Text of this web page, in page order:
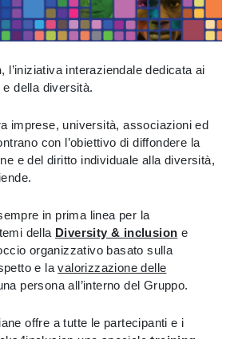
, l’iniziativa interaziendale dedicata ai
e della diversità.
imprese, università, associazioni ed
con l’obiettivo di diffondere la
e del diritto individuale alla diversità,
in prima linea per la
della Diversity & inclusion e
organizzativo basato sulla
e lavalorizzazione delle
persona all’interno del Gruppo.
offre a tutte le partecipanti e i